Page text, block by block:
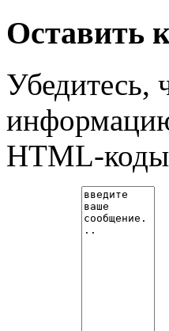
Оставить
Убедитесь,
HTML-